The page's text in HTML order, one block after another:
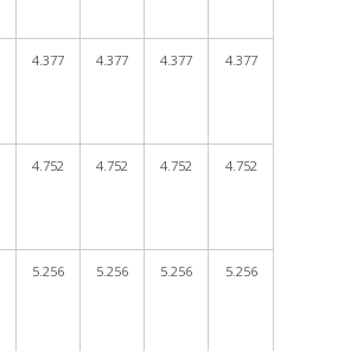
4.377 4.377 4.377 4.377
4.752 4.752 4.752 4.752
5.256 5.256 5.256 5.256